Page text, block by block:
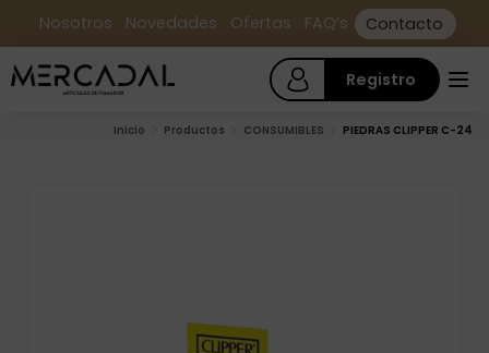
Nosotros Novedades Ofertas FAQ’s Contacto
Registro
Inicio Productos CONSUMIBLES PIEDRAS CLIPPER C-24